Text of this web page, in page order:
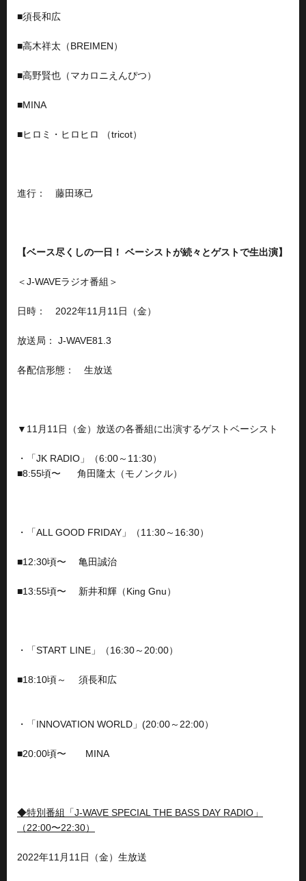
■須長和広
■高木祥太（BREIMEN）
■高野賢也（マカロニえんぴつ）
■MINA
■ヒロミ・ヒロヒロ （tricot）
進行： 藤田琢己
【ベース尽くしの一日！ ベーシストが続々とゲストで生出演】
＜J-WAVEラジオ番組＞
日時： 2022年11月11日（金）
放送局： J-WAVE81.3
各配信形態： 生放送
▼11月11日（金）放送の各番組に出演するゲストベーシスト
・「JK RADIO」（6:00～11:30）
■8:55頃〜 角田隆太（モノンクル）
・「ALL GOOD FRIDAY」（11:30～16:30）
■12:30頃〜 亀田誠治
■13:55頃〜 新井和輝（King Gnu）
・「START LINE」（16:30～20:00）
■18:10頃～ 須長和広
・「INNOVATION WORLD」(20:00～22:00）
■20:00頃〜 MINA
◆特別番組「J-WAVE SPECIAL THE BASS DAY RADIO」
（22:00〜22:30）
2022年11月11日（金）生放送